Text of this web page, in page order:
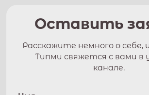
Оставить
Расскажите немного о себе,
Типми свяжется с вами в
канале.